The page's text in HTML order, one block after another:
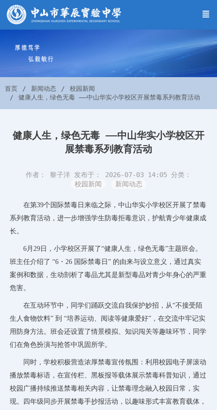
首页 新闻动态
校园新闻
健康人生，绿色无毒 ——中山华实小学校区开展禁毒系列教育活动
健康人生，绿色无毒 ——中山华实小学校区开
展禁毒系列教育活动
作者： 黎子洋 发布于： 2026-07-03 14:05 分类：
校园新闻
新闻动态
在第39个国际禁毒日来临之际，中山华实小学校区开展了禁毒
系列教育活动，进一步增强学生防毒拒毒意识，护航青少年健康成
长。
6月29日，小学校区开展了“健康人生，绿色无毒”主题班会。
班主任介绍了 “6・26 国际禁毒日” 的由来与设立意义，通过真实
案例和数据，生动剖析了毒品尤其是新型毒品对青少年身心的严重
危害。
在互动环节中，同学们踊跃交流自我保护妙招，从“不接受陌
生人食物饮料” 到 “培养运动、阅读等健康爱好”，在交流中牢记实
用防身方法。班会还设置了情景模拟、知识闯关等趣味环节，同学
们在角色扮演与抢答中巩固所学。
同时，学校积极营造浓厚禁毒宣传氛围：利用校园电子屏滚动
播放禁毒标语，在宣传栏、黑板报等载体展示禁毒科普知识，通过
校园广播持续推送禁毒相关内容，让禁毒理念融入校园日常，实
现。四年级同步开展禁毒手抄报活动，以趣味形式丰富教育载体，